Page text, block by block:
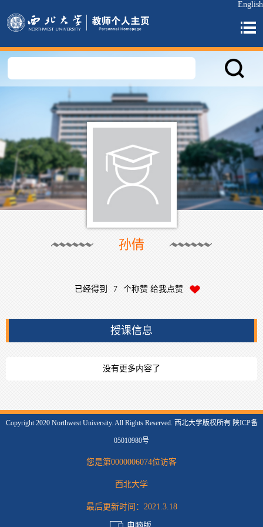
English
孙倩
已经得到 7 个称赞 给我点赞
授课信息
没有更多内容了
Copyright 2020 Northwest University. All Rights Reserved. 西北大学版权所有 陕ICP备
05010980号
您是第0000006074位访客
西北大学
最后更新时间： 2021.3.18